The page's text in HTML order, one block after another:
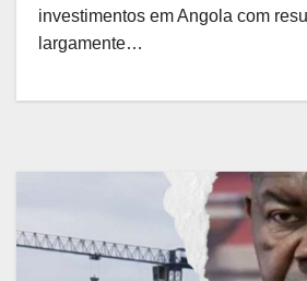
investimentos em Angola com
largamente…